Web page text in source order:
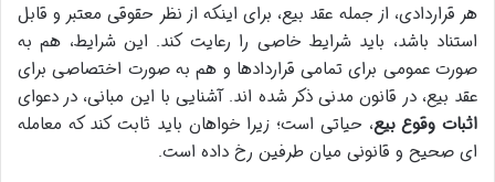
هر قراردادی، از جمله عقد بیع، برای اینکه از نظر حقوقی معتبر و قابل
استناد باشد، باید شرایط خاصی را رعایت کند. این شرایط، هم به
صورت عمومی برای تمامی قراردادها و هم به صورت اختصاصی برای
عقد بیع، در قانون مدنی ذکر شده اند. آشنایی با این مبانی، در دعوای
اثبات وقوع بیع، حیاتی است؛ زیرا خواهان باید ثابت کند که معامله
ای صحیح و قانونی میان طرفین رخ داده است.